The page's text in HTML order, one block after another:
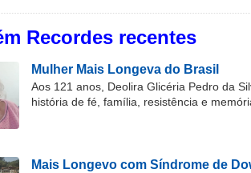
Recordes recentes
Mulher Mais Longeva do Brasil
Aos 121 anos, Deolira Glicéria Pedro da
história de fé, família, resistência e
Mais Longevo com Síndrome de